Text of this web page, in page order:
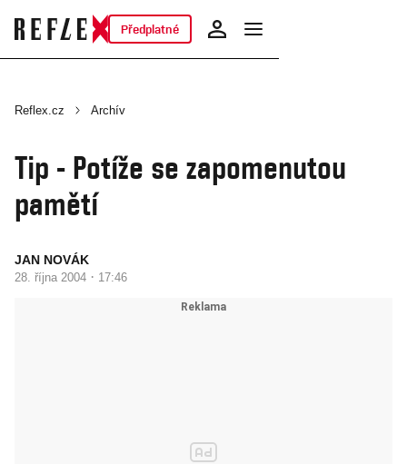
Předplatné
Reflex.cz Archív
Tip - Potíže se zapomenutou
pamětí
JAN NOVÁK
28. října 2004 · 17:46